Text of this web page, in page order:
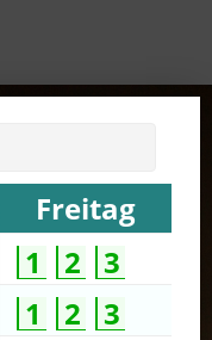
Freitag
1 2
3
1 2
3